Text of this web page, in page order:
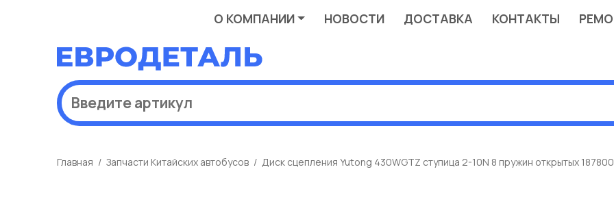
О КОМПАНИИ НОВОСТИ ДОСТАВКА КОНТАКТЫ
Главная Запчасти Китайских автобусов Диск сцепления Yutong 430WGTZ ступица 2-10N 8 пружин открытых